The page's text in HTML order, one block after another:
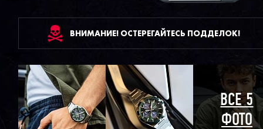
ВНИМАНИЕ! ОСТЕРЕГАЙТЕСЬ ПОДДЕЛОК!
ВСЕ 5
ФОТО